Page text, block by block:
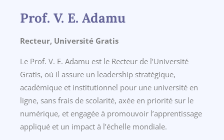
Prof. V. E. Adamu
Recteur, Université Gratis
Le Prof. V. E. Adamu est le Recteur de l’Université
Gratis, où il assure un leadership stratégique,
académique et institutionnel pour une université en
ligne, sans frais de scolarité, axée en priorité sur le
numérique, et engagée à promouvoir l’apprentissage
appliqué et un impact à l’échelle mondiale.